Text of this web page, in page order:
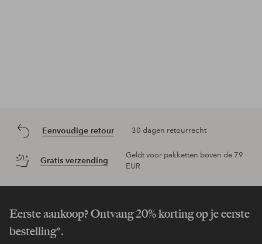
Eenvoudige retour 30 dagen retourrecht
Gratis verzending
Geldt voor pakketten boven de 79
EUR
Eerste aankoop? Ontvang 20% korting op je eerste
bestelling*.